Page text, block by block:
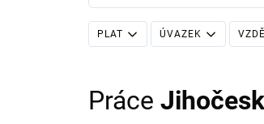
PLAT ÚVAZEK
Práce